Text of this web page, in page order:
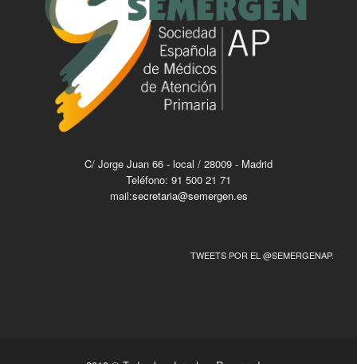
C/ Jorge Juan 66 - local / 28009 - Madrid
Teléfono: 91 500 21 71
mail:secretaria@semergen.es
TWEETS POR EL @SEMERGENAP.